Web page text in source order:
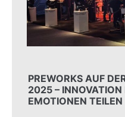
PREWORKS AUF
2025 – INNOVATION
EMOTIONEN TEILEN